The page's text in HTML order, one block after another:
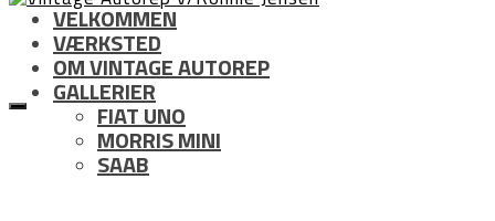
VELKOMMEN
VÆRKSTED
OM VINTAGE AUTOREP
GALLERIER
FIAT UNO
MORRIS MINI
SAAB